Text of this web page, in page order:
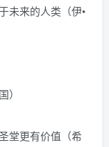
未来的人类（伊•
堂更有价值（希